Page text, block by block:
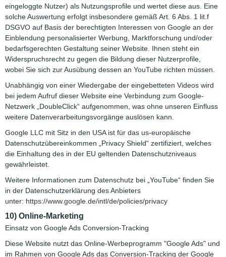
eingeloggte Nutzer) als Nutzungsprofile und wertet diese aus. Eine
solche Auswertung erfolgt insbesondere gemäß Art. 6 Abs. 1 lit.f
DSGVO auf Basis der berechtigten Interessen von Google an der
Einblendung personalisierter Werbung, Marktforschung und/oder
bedarfsgerechten Gestaltung seiner Website. Ihnen steht ein
Widerspruchsrecht zu gegen die Bildung dieser Nutzerprofile,
wobei Sie sich zur Ausübung dessen an YouTube richten müssen.
Unabhängig von einer Wiedergabe der eingebetteten Videos wird
bei jedem Aufruf dieser Website eine Verbindung zum Google-
Netzwerk „DoubleClick“ aufgenommen, was ohne unseren Einfluss
weitere Datenverarbeitungsvorgänge auslösen kann.
Google LLC mit Sitz in den USA ist für das us-europäische
Datenschutzübereinkommen „Privacy Shield“ zertifiziert, welches
die Einhaltung des in der EU geltenden Datenschutzniveaus
gewährleistet.
Weitere Informationen zum Datenschutz bei „YouTube“ finden Sie
in der Datenschutzerklärung des Anbieters
unter: https://www.google.de/intl/de/policies/privacy
10) Online-Marketing
Einsatz von Google Ads Conversion-Tracking
Diese Website nutzt das Online-Werbeprogramm "Google Ads" und
im Rahmen von Google Ads das Conversion-Tracking der Google